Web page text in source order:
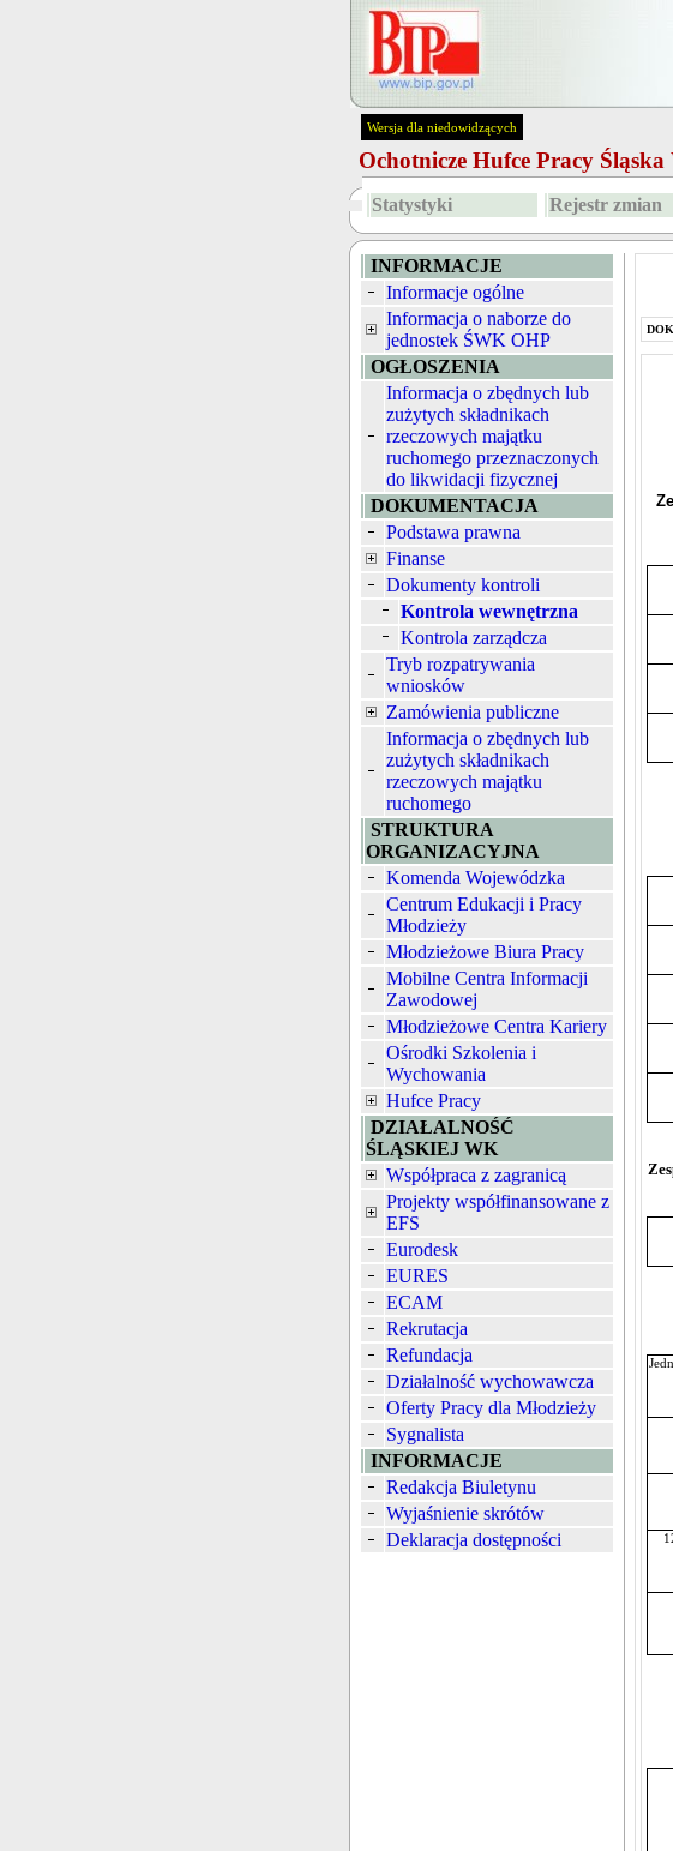
Wersja dla niedowidzących
Ochotnicze Hufce Pracy
Statystyki Rejestr zmian
INFORMACJE
Informacje ogólne
Informacja o naborze do
jednostek ŚWK OHP
OGŁOSZENIA
Informacja o zbędnych lub
zużytych składnikach
rzeczowych majątku
ruchomego przeznaczonych
do likwidacji fizycznej
DOKUMENTACJA
Podstawa prawna
Finanse
Dokumenty kontroli
Kontrola wewnętrzna
Kontrola zarządcza
Tryb rozpatrywania
wniosków
Zamówienia publiczne
Informacja o zbędnych lub
zużytych składnikach
rzeczowych majątku
ruchomego
STRUKTURA
ORGANIZACYJNA
Komenda Wojewódzka
Centrum Edukacji i Pracy
Młodzieży
Młodzieżowe Biura Pracy
Mobilne Centra Informacji
Zawodowej
Młodzieżowe Centra Kariery
Ośrodki Szkolenia i
Wychowania
Hufce Pracy
DZIAŁALNOŚĆ
ŚLĄSKIEJ WK
Współpraca z zagranicą
Projekty współfinansowane z
EFS
Eurodesk
EURES
ECAM
Rekrutacja
Refundacja
Działalność wychowawcza
Oferty Pracy dla Młodzieży
Sygnalista
INFORMACJE
Redakcja Biuletynu
Wyjaśnienie skrótów
Deklaracja dostępności